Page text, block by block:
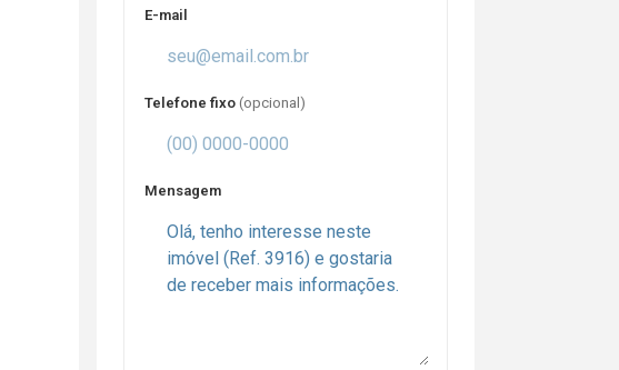
E-mail
Telefone fixo (opcional)
Mensagem